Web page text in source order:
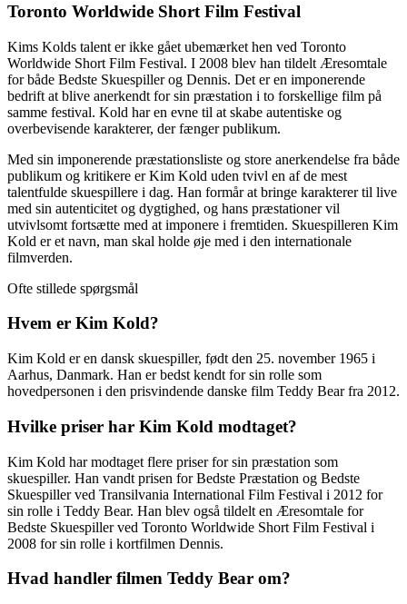
Toronto Worldwide Short Film Festival
Kims Kolds talent er ikke gået ubemærket hen ved Toronto
Worldwide Short Film Festival. I 2008 blev han tildelt Æresomtale
for både Bedste Skuespiller og Dennis. Det er en imponerende
bedrift at blive anerkendt for sin præstation i to forskellige film på
samme festival. Kold har en evne til at skabe autentiske og
overbevisende karakterer, der fænger publikum.
Med sin imponerende præstationsliste og store anerkendelse fra både
publikum og kritikere er Kim Kold uden tvivl en af de mest
talentfulde skuespillere i dag. Han formår at bringe karakterer til live
med sin autenticitet og dygtighed, og hans præstationer vil
utvivlsomt fortsætte med at imponere i fremtiden. Skuespilleren Kim
Kold er et navn, man skal holde øje med i den internationale
filmverden.
Ofte stillede spørgsmål
Hvem er Kim Kold?
Kim Kold er en dansk skuespiller, født den 25. november 1965 i
Aarhus, Danmark. Han er bedst kendt for sin rolle som
hovedpersonen i den prisvindende danske film Teddy Bear fra 2012.
Hvilke priser har Kim Kold modtaget?
Kim Kold har modtaget flere priser for sin præstation som
skuespiller. Han vandt prisen for Bedste Præstation og Bedste
Skuespiller ved Transilvania International Film Festival i 2012 for
sin rolle i Teddy Bear. Han blev også tildelt en Æresomtale for
Bedste Skuespiller ved Toronto Worldwide Short Film Festival i
2008 for sin rolle i kortfilmen Dennis.
Hvad handler filmen Teddy Bear om?